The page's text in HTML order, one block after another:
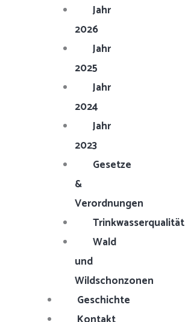
Jahr
2026
Jahr
2025
Jahr
2024
Jahr
2023
Gesetze
&
Verordnungen
Trinkwasserqualität
Wald
und
Wildschonzonen
Geschichte